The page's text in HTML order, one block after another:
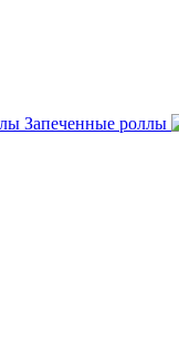
Запеченные роллы